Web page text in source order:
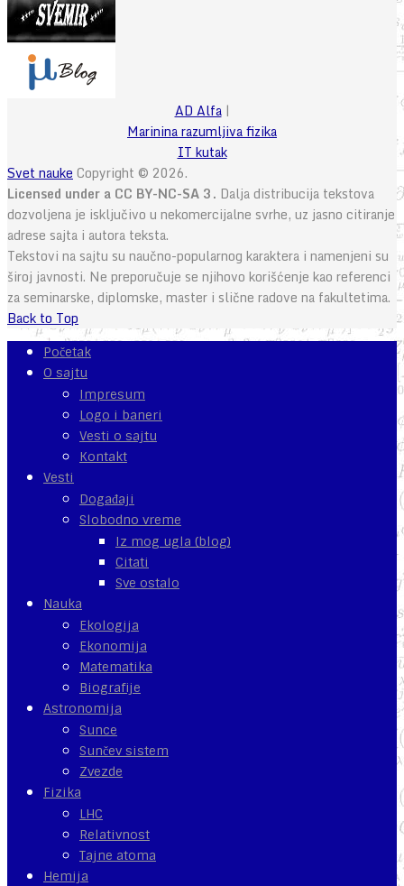
AD Alfa|
Marinina razumljiva fizika
IT kutak
Svet nauke Copyright © 2026.
Licensed under a CC BY-NC-SA 3. Dalja distribucija tekstova
dozvoljena je isključivo u nekomercijalne svrhe, uz jasno citiranje
adrese sajta i autora teksta.
Tekstovi na sajtu su naučno-popularnog karaktera i namenjeni su
široj javnosti. Ne preporučuje se njihovo korišćenje kao referenci
za seminarske, diplomske, master i slične radove na fakultetima.
Back to Top
Početak
O sajtu
Impresum
Logo i baneri
Vesti o sajtu
Kontakt
Vesti
Događaji
Slobodno vreme
Iz mog ugla (blog)
Citati
Sve ostalo
Nauka
Ekologija
Ekonomija
Matematika
Biografije
Astronomija
Sunce
Sunčev sistem
Zvezde
Fizika
LHC
Relativnost
Tajne atoma
Hemija